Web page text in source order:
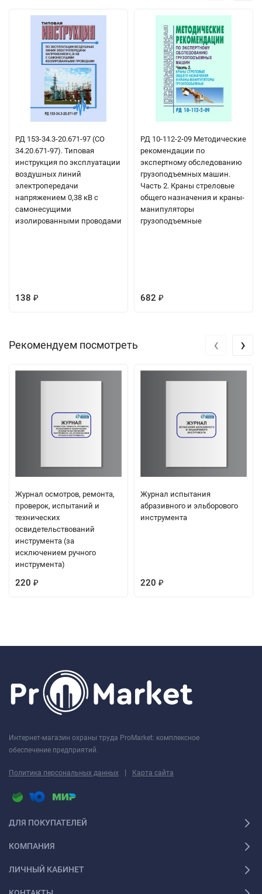
РД 153-34.3-20.671-97 (СО
34.20.671-97). Типовая
инструкция по эксплуатации
воздушных линий
электропередачи
напряжением 0,38 кВ с
самонесущими
изолированными проводами
138 ₽
РД 10-112-2-09 Методические
рекомендации по
экспертному обследованию
грузоподъемных машин.
Часть 2. Краны стреловые
общего назначения и краны-
манипуляторы
грузоподъемные
682 ₽
Рекомендуем посмотреть
Журнал осмотров, ремонта,
проверок, испытаний и
технических
освидетельствований
инструмента (за
исключением ручного
инструмента)
220 ₽
Журнал испытания
абразивного и эльборового
инструмента
220 ₽
‹ ›
Интернет-магазин охраны труда ProMarket: комплексное
обеспечение предприятий.
Политика персональных данных | Карта сайта
ДЛЯ ПОКУПАТЕЛЕЙ
КОМПАНИЯ
ЛИЧНЫЙ КАБИНЕТ